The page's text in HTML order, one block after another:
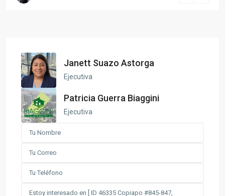
Janett Suazo Astorga
Ejecutiva
Patricia Guerra Biaggini
Ejecutiva